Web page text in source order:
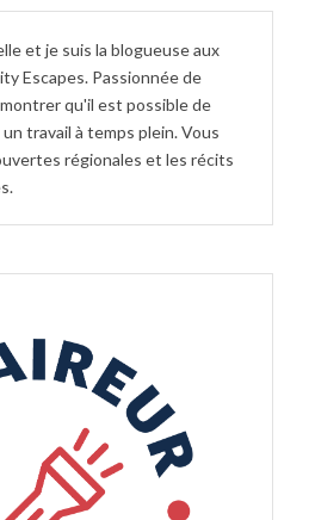
et je suis la blogueuse aux
Escapes. Passionnée de
qu'il est possible de
travail à temps plein. Vous
régionales et les récits